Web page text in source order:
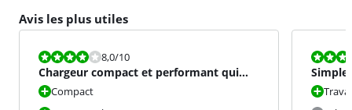
Avis les plus utiles
La note est 8,0 sur 10.
8,0/10
Chargeur compact et performant qui
reste froid
Compact
La note est
Simple